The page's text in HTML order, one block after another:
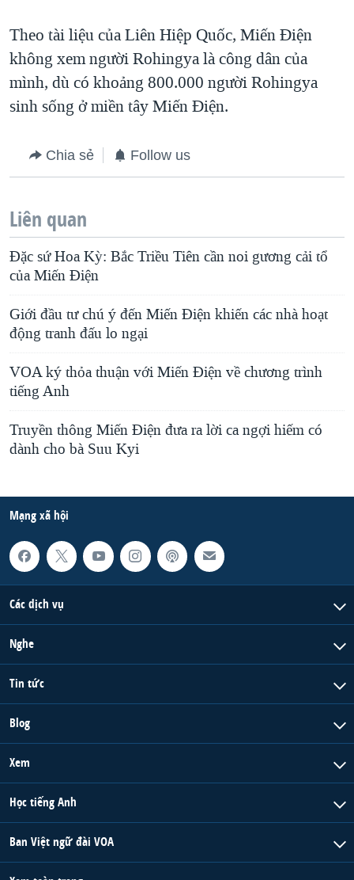
Theo tài liệu của Liên Hiệp Quốc, Miến Điện
không xem người Rohingya là công dân của
mình, dù có khoảng 800.000 người Rohingya
sinh sống ở miền tây Miến Điện.
Chia sẻ Follow us
Liên quan
Đặc sứ Hoa Kỳ: Bắc Triều Tiên cần noi gương cải tổ
của Miến Điện
Giới đầu tư chú ý đến Miến Điện khiến các nhà hoạt
động tranh đấu lo ngại
VOA ký thỏa thuận với Miến Điện về chương trình
tiếng Anh
Truyền thông Miến Ðiện đưa ra lời ca ngợi hiếm có
dành cho bà Suu Kyi
Mạng xã hội
Các dịch vụ
Nghe
Tin tức
Blog
Xem
Học tiếng Anh
Ban Việt ngữ đài VOA